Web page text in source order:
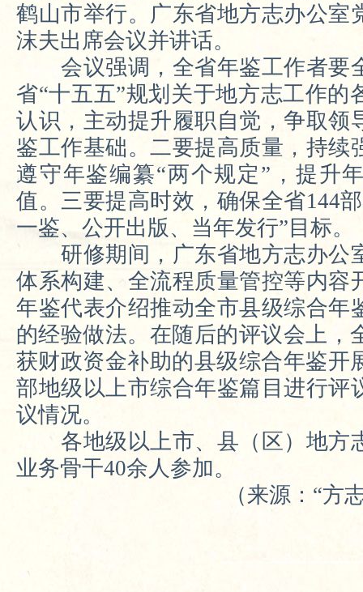
鹤山市举行。 广东省地方志办公室
沫夫出席会议并讲话。
会议强调，全省年鉴工作者要
省“十五五”规划 关于地方志工作的
认识，主动提升履职自觉 ，争取领
鉴工作基础。二要提高质量，持续
遵守年鉴编纂“两个规定 ” ，提升
值。三要提高时效， 确保全省144
一鉴、公开出版、当年发行” 目标。
研修期间， 广东省地方志办公
体系构建、全流程质量管控等内容
年鉴代表介绍推动全市县级综合年
的经验做法。在随后的评议会上，
获财政资金补助的县级综合年鉴开
部地级以上市综合年鉴篇目进行评
议情况。
各地级以上市、县（区）地方
业务骨干40余人参加。
（来源：“方